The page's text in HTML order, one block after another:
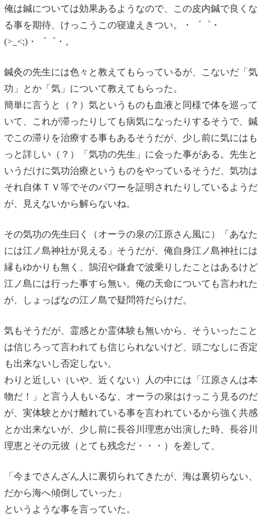
俺は鍼については効果あるようなので、この皮内鍼で良くな
る事を期待、けっこうこの寝違えきつい。・゜゜・
(>_<;)・゜゜・。
鍼灸の先生には色々と教えてもらっているが、こないだ「気
功」とか「気」について教えてもらった。
簡単に言うと（？）気というものも血液と同様で体を巡って
いて、これが滞ったりしても病気になったりするそうで、鍼
でこの滞りを治療する事もあるそうだが、少し前に気にはも
っと詳しい（？）「気功の先生」に会った事がある。先生と
いうだけに気功治療というものをやっているそうだ、気功は
それ自体ＴＶ等でそのパワーを証明されたりしているようだ
が、見えないから解らないね。
その気功の先生曰く（オーラの泉の江原さん風に）「あなた
には江ノ島神社が見える」そうだが、俺自身江ノ島神社には
縁もゆかりも無く、鵠沼や鎌倉で波乗りしたことはあるけど
江ノ島には行った事すら無い。俺の天命についても言われた
が、しょっぱなの江ノ島で疑問符だらけだ。
気もそうだが、霊感とか霊体験も無いから、そういったこと
は信じろって言われても信じられないけど、頭ごなしに否定
も出来ないし否定しない。
わりと近しい（いや、近くない）人の中には「江原さんは本
物だ！」と言う人もいるな、オーラの泉はけっこう見るのだ
が、実体験とかけ離れている事を言われているから強く共感
とか出来ないが、少し前に長谷川理恵が出演した時、長谷川
理恵とその元彼（とても残念だ・・・）を差して、
「今までさんざん人に裏切られてきたが、海は裏切らない、
だから海へ傾倒していった」
というような事を言っていた。